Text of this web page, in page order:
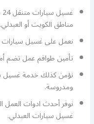
مناطق الكويت أو العبدلي.
نعمل على غسيل سيارات
تأمين طواقم عمل تضم
نؤمن كذلك خدمة غسيل
ومدروسة.
نوفر أحدث ادوات العمل
غسيل سيارات العبدلي.